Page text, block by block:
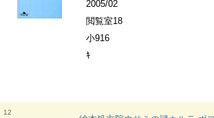
2005/02
閲覧室18
小916
ｷ
12